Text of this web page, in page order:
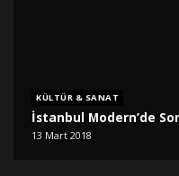
KÜLTÜR & SANAT
İstanbul Modern’de
13 Mart 2018